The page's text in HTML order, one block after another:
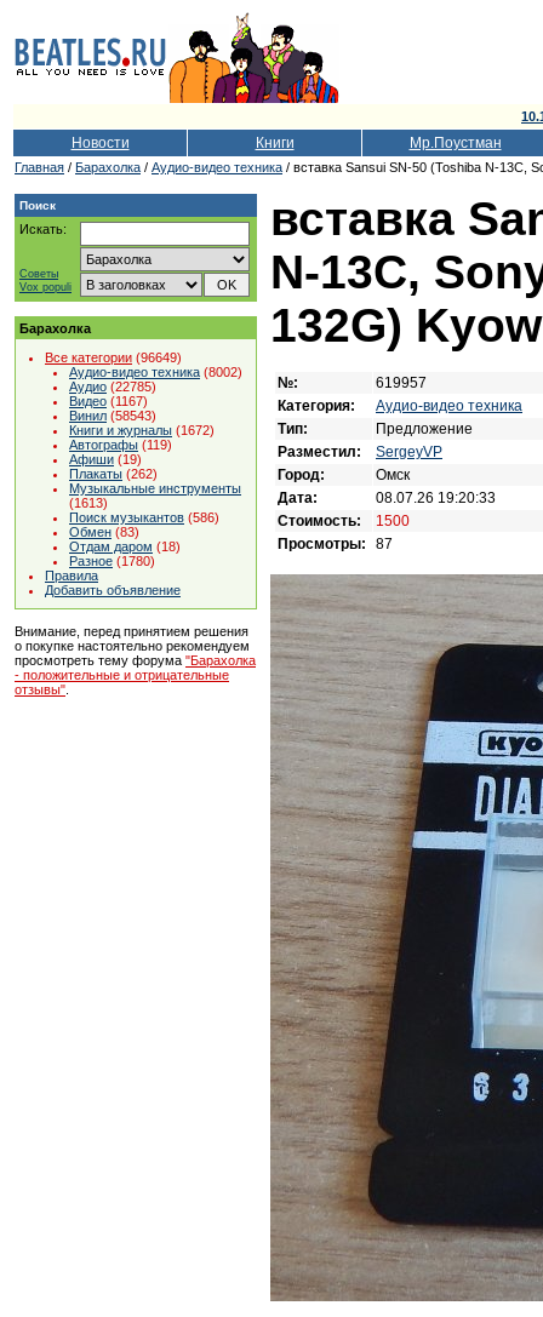
Новости Книги Мр.Поустман
Главная / Барахолка / Аудио-видео техника / вставка Sansui SN-50 (Toshiba N-13C,
Поиск
Искать:
Советы
Vox populi
Барахолка
Все категории (96649)
Аудио-видео техника (8002)
Аудио (22785)
Видео (1167)
Винил (58543)
Книги и журналы (1672)
Автографы (119)
Афиши (19)
Плакаты (262)
Музыкальные инструменты
(1613)
Поиск музыкантов (586)
Обмен (83)
Отдам даром (18)
Разное (1780)
Правила
Добавить объявление
Внимание, перед принятием решения
о покупке настоятельно рекомендуем
просмотреть тему форума "Барахолка
- положительные и отрицательные
отзывы"
вставка
N-13C,
132G)
№:
619957
Категория:
Аудио-видео техника
Тип:
Предложение
Разместил:
SergeyVP
Город:
Омск
Дата:
08.07.26 19:20:33
Стоимость:
1500
Просмотры:
87